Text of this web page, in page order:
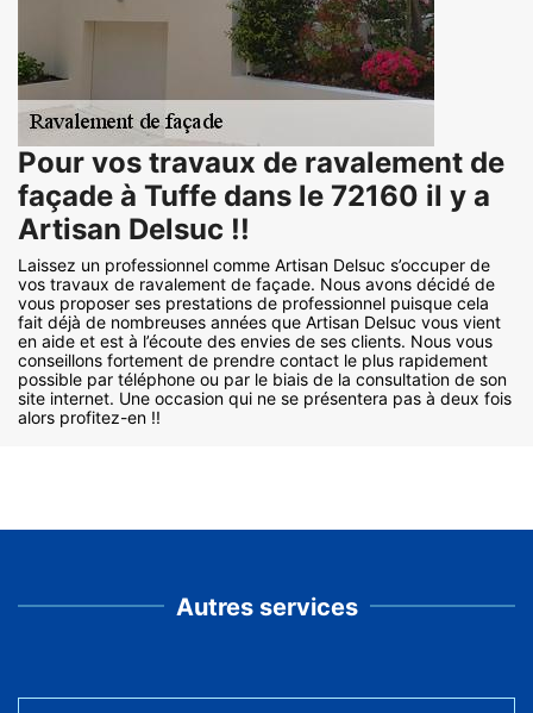
Pour vos travaux de ravalement de
façade à Tuffe dans le 72160 il y a
Artisan Delsuc !!
Laissez un professionnel comme Artisan Delsuc s’occuper de
vos travaux de ravalement de façade. Nous avons décidé de
vous proposer ses prestations de professionnel puisque cela
fait déjà de nombreuses années que Artisan Delsuc vous vient
en aide et est à l’écoute des envies de ses clients. Nous vous
conseillons fortement de prendre contact le plus rapidement
possible par téléphone ou par le biais de la consultation de son
site internet. Une occasion qui ne se présentera pas à deux fois
alors profitez-en !!
Autres services